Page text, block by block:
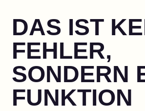
DAS IST
FEHLER,
SONDERN
FUNKTION